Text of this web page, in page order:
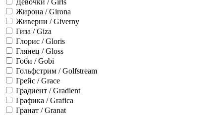
Жирона / Girona
Живерни / Giverny
Гиза / Giza
Глорис / Gloris
Глянец / Gloss
Гоби / Gobi
Гольфстрим / Golfstream
Грейс / Grace
Градиент / Gradient
Графика / Grafica
Гранат / Granat